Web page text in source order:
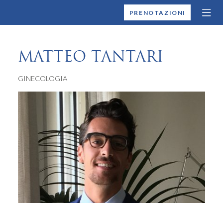
MONTALLEGROPRENOTAZIONI
MATTEO TANTARI
GINECOLOGIA